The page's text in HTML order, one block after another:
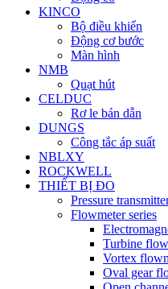
KINCO
Bộ điều khiển
Động cơ bước
Màn hình
NMB
Quạt hút
CELDUC
Rơ le bán dẫn
DUNGS
Công tắc áp suất
NBLXY
ROCKWELL
THIẾT BỊ ĐO
Pressure
Flowmeter series
Turbine
Vortex
Oval gear